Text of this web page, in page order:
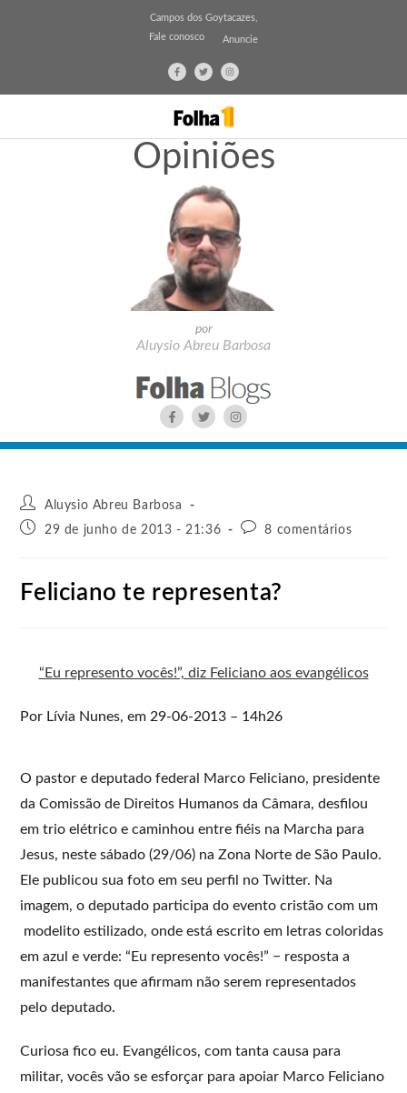
Campos dos Goytacazes,
Fale conosco
Anuncie
Opiniões
por
Aluysio Abreu Barbosa
Aluysio Abreu Barbosa
29 de junho de 2013 - 21:36
8 comentários
Feliciano te representa?
“Eu represento vocês!”, diz Feliciano aos evangélicos
Por Lívia Nunes, em 29-06-2013 – 14h26
O pastor e deputado federal Marco Feliciano, presidente
da Comissão de Direitos Humanos da Câmara, desfilou
em trio elétrico e caminhou entre fiéis na Marcha para
Jesus, neste sábado (29/06) na Zona Norte de São Paulo.
Ele publicou sua foto em seu perfil no Twitter. Na
imagem, o deputado participa do evento cristão com um
modelito estilizado, onde está escrito em letras coloridas
em azul e verde: “Eu represento vocês!” − resposta a
manifestantes que afirmam não serem representados
pelo deputado.
Curiosa fico eu. Evangélicos, com tanta causa para
militar, vocês vão se esforçar para apoiar Marco Feliciano